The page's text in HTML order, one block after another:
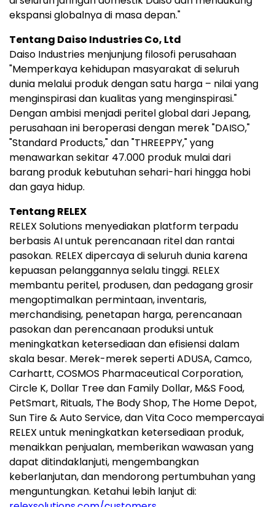
ekspansi globalnya di masa depan."
Tentang Daiso Industries Co, Ltd
Daiso Industries menjunjung filosofi perusahaan
"Memperkaya kehidupan masyarakat di seluruh
dunia melalui produk dengan satu harga – nilai yang
menginspirasi dan kualitas yang menginspirasi."
Dengan ambisi menjadi peritel global dari Jepang,
perusahaan ini beroperasi dengan merek "DAISO,"
"Standard Products," dan "THREEPPY," yang
menawarkan sekitar 47.000 produk mulai dari
barang produk kebutuhan sehari-hari hingga hobi
dan gaya hidup.
Tentang RELEX
RELEX Solutions menyediakan platform terpadu
berbasis AI untuk perencanaan ritel dan rantai
pasokan. RELEX dipercaya di seluruh dunia karena
kepuasan pelanggannya selalu tinggi. RELEX
membantu peritel, produsen, dan pedagang grosir
mengoptimalkan permintaan, inventaris,
merchandising, penetapan harga, perencanaan
pasokan dan perencanaan produksi untuk
meningkatkan ketersediaan dan efisiensi dalam
skala besar. Merek-merek seperti ADUSA, Camco,
Carhartt, COSMOS Pharmaceutical Corporation,
Circle K, Dollar Tree dan Family Dollar, M&S Food,
PetSmart, Rituals, The Body Shop, The Home Depot,
Sun Tire & Auto Service, dan Vita Coco mempercayai
RELEX untuk meningkatkan ketersediaan produk,
menaikkan penjualan, memberikan wawasan yang
dapat ditindaklanjuti, mengembangkan
keberlanjutan, dan mendorong pertumbuhan yang
menguntungkan. Ketahui lebih lanjut di: